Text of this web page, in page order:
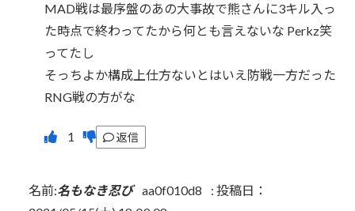
MAD戦は最序盤のあの大事故で熊さんに3キル入っ
た時点で終わってたから何とも言えないな Perkz笑
ってたし
そっちよか構成上仕方ないとはいえ防戦一方だった
RNG戦の方がな
返信
名前:名もなき忍び aa0f010d8 : 投稿日：